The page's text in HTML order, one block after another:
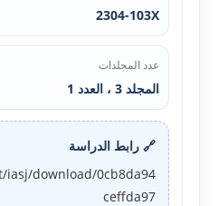
2304-103X
عدد المجلدات
المجلد 3 ، العدد 1
🔗 رابط الدراسة
iasj/download/0cb8da94
ceffda97